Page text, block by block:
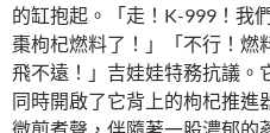
的缸抱起。「走！K-999！我
棗枸杞燃料了！」「不行！燃
飛不遠！」吉娃娃特務抗議。
同時開啟了它背上的枸杞推進